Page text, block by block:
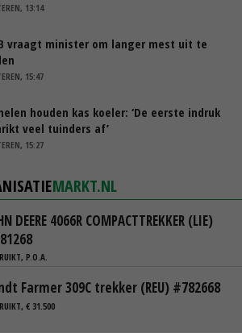
13:14
vraagt minister om langer mest uit te
15:47
houden kas koeler: ‘De eerste indruk
veel tuinders af’
15:27
MARKT.NL
DEERE 4066R COMPACTTREKKER (LIE)
P.O.A.
Farmer 309C trekker (REU) #782668
€ 31.500